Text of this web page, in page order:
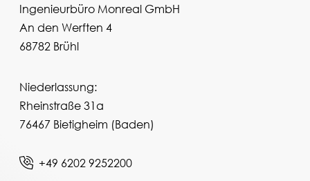
Ingenieurbüro Monreal GmbH
An den Werften 4
68782 Brühl
Niederlassung:
Rheinstraße 31a
76467 Bietigheim (Baden)
+49 6202 9252200